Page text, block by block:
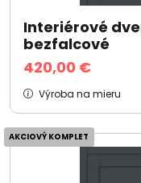
Interiérové
bezfalcové
420,00 €
Výroba na mieru
AKCIOVÝ KOMPLET